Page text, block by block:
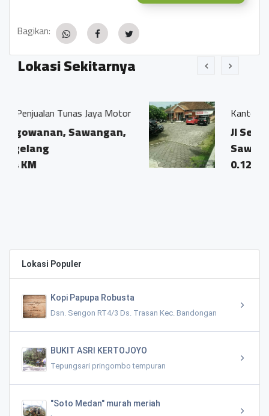
Bagikan:
Lokasi Sekitarnya
Motor Kantor Kecamatan Sawangan
Jl Serma darmin, No 125,
Sawangan
0.12 KM
Lokasi Populer
Kopi Papupa Robusta
Dsn. Sengon RT4/3 Ds. Trasan Kec. Bandongan
BUKIT ASRI KERTOJOYO
Tepungsari pringombo tempuran
"Soto Medan" murah meriah